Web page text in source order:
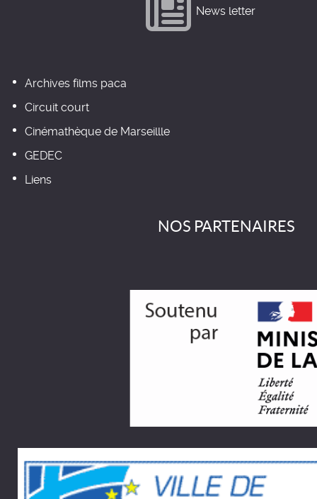
News letter
Archives films paca
Circuit court
Cinémathèque de Marseillle
GEDEC
Liens
NOS PARTENAIRES